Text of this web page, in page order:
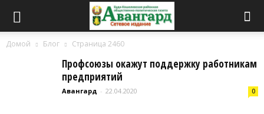
Домой Блог Страница 2460
Профсоюзы окажут поддержку работникам
предприятий
Авангард - 22.04.2020 0